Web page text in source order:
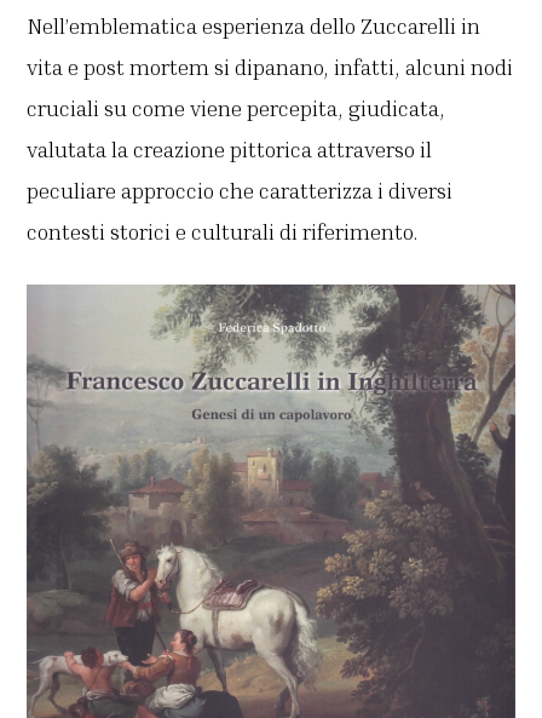
Nell’emblematica esperienza dello Zuccarelli in
vita e post mortem si dipanano, infatti, alcuni nodi
cruciali su come viene percepita, giudicata,
valutata la creazione pittorica attraverso il
peculiare approccio che caratterizza i diversi
contesti storici e culturali di riferimento.